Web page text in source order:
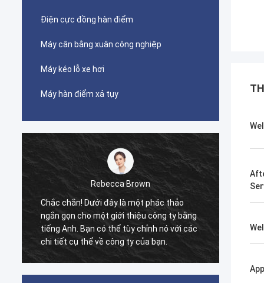
Điện cực đồng hàn điểm
Máy cân bằng xuân công nghiệp
Máy kéo lỗ xe hơi
Máy hàn điểm xả tụy
Rebecca Brown
Chắc chắn! Dưới đây là một phác thảo
ngắn gọn cho một giới thiệu công ty bằng
tiếng Anh. Bạn có thể tùy chỉnh nó với các
chi tiết cụ thể về công ty của bạn.
Sản
giọt